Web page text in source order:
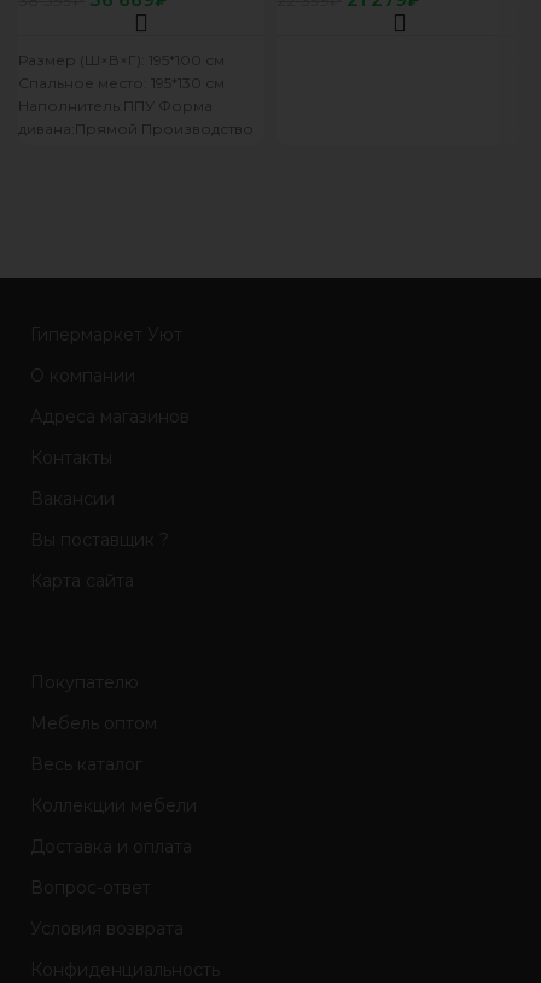
Размер (Ш×В×Г): 195*100 см
Спальное место: 195*130 см
Наполнитель:ППУ Форма
дивана:Прямой Производство
Гипермаркет Уют
О компании
Адреса магазинов
Контакты
Вакансии
Вы поставщик ?
Карта сайта
Покупателю
Мебель оптом
Весь каталог
Коллекции мебели
Доставка и оплата
Вопрос-ответ
Условия возврата
Конфиденциальность